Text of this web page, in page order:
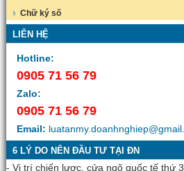
Chữ ký số
LIÊN HỆ
Hotline:
0905 71 56 79
Zalo:
0905 71 56 79
Email:
6 LÝ DO NÊN ĐẦU TƯ TẠI ĐN
- Vị trí chiến lược, cửa ngõ quốc tế thứ 3